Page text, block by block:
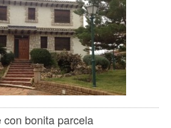
con bonita parcela